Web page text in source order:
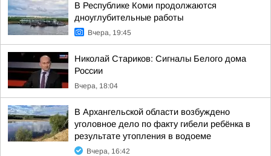
В Республике Коми продолжаются
дноуглубительные работы
Вчера, 19:45
Николай Стариков: Сигналы Белого дома
России
Вчера, 18:04
В Архангельской области возбуждено
уголовное дело по факту гибели ребёнка в
результате утопления в водоеме
Вчера, 16:42